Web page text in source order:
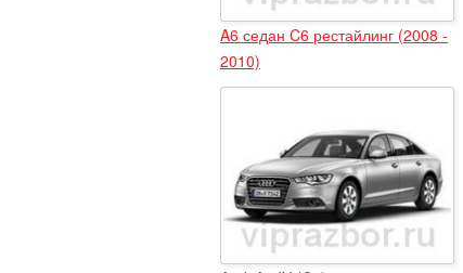
A6 седан C6 рестайлинг (2008 -
2010)